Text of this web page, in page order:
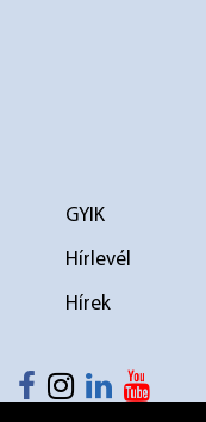
GYIK
Hírlevél
Hírek
elválasztó 2